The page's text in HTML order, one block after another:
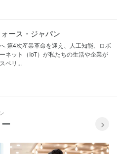
ース・ジャパン
第4次産業革命を迎え、人工知能、ロボ
ネット（IoT）が私たちの生活や企業が
ペリ...